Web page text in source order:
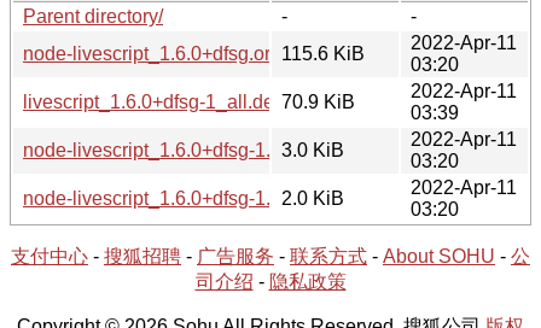
Parent directory/
-
-
node-livescript_1.6.0+dfsg.orig.tar.xz
115.6 KiB
2022-Apr-11
03:20
livescript_1.6.0+dfsg-1_all.deb70.9 KiB
2022-Apr-11
03:39
node-livescript_1.6.0+dfsg-1.debian.tar.xz
3.0 KiB
2022-Apr-11
03:20
node-livescript_1.6.0+dfsg-1.dsc2.0 KiB
2022-Apr-11
03:20
支付中心 - 搜狐招聘 - 广告服务 - 联系方式 - About SOHU - 公
司介绍 - 隐私政策